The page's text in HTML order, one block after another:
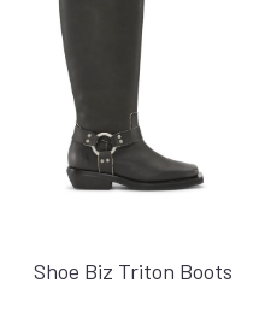
Shoe Biz Triton Boots